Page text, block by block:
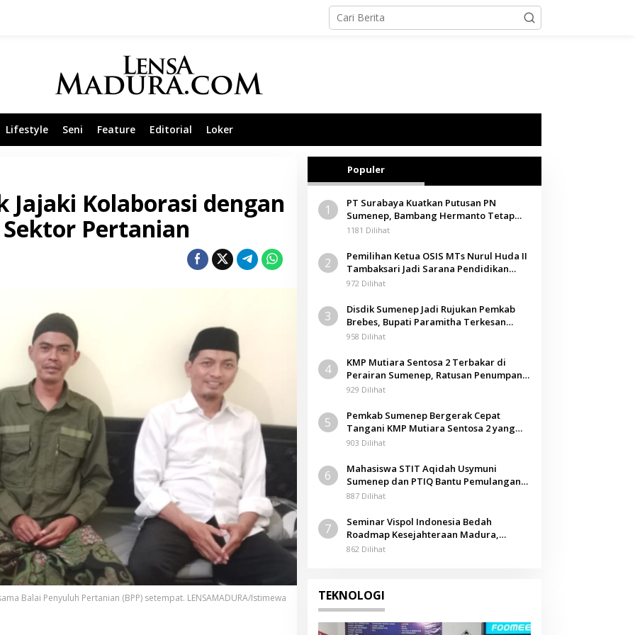
Lifestyle Seni Feature Editorial Loker
Jajaki Kolaborasi dengan
Pertanian
Balai Penyuluh Pertanian (BPP) setempat. LENSAMADURA/Istimewa
Populer
1
PT Surabaya Kuatkan Putusan PN
Sumenep, Bambang Hermanto Tetap
Dinyatakan Pemilik Sah Tanah di
1181 Dilihat
2
Pemilihan Ketua OSIS MTs Nurul Huda II
Tambaksari Jadi Sarana Pendidikan
Demokrasi bagi Siswa
972 Dilihat
3
Disdik Sumenep Jadi Rujukan Pemkab
Brebes, Bupati Paramitha Terkesan
Pendidikan Berbasis Budaya
958 Dilihat
4
KMP Mutiara Sentosa 2 Terbakar di
Perairan Sumenep, Ratusan Penumpang
Dievakuasi
929 Dilihat
5
Pemkab Sumenep Bergerak Cepat
Tangani KMP Mutiara Sentosa 2 yang
Terbakar
903 Dilihat
6
Mahasiswa STIT Aqidah Usymuni
Sumenep dan PTIQ Bantu Pemulangan
Jenazah WNI Asal Aceh di Malaysia
887 Dilihat
7
Seminar Vispol Indonesia Bedah
Roadmap Kesejahteraan Madura,
Pendidikan dan Hilirisasi Jadi Kunci
862 Dilihat
TEKNOLOGI